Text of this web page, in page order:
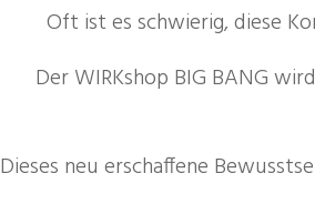
Oft ist es schwierig, diese
Der WIRKshop BIG BANG
Dieses neu erschaffene